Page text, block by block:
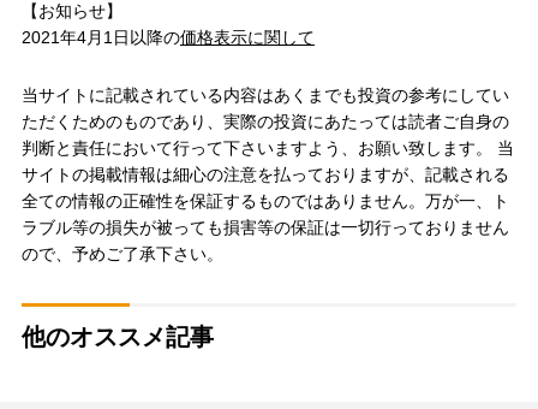
【お知らせ】
2021年4月1日以降の価格表示に関して
当サイトに記載されている内容はあくまでも投資の参考にしてい
ただくためのものであり、実際の投資にあたっては読者ご自身の
判断と責任において行って下さいますよう、お願い致します。 当
サイトの掲載情報は細心の注意を払っておりますが、記載される
全ての情報の正確性を保証するものではありません。万が一、ト
ラブル等の損失が被っても損害等の保証は一切行っておりません
ので、予めご了承下さい。
他のオススメ記事